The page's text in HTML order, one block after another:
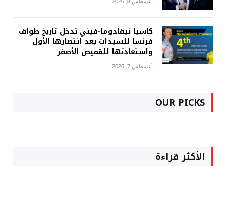
كاسيا نيفادوما-فيني تدخل تاريخ طواف
فرنسا للسيدات بعد انتصارها الأول
واستعادتها للقميص الأصفر
أغسطس 7, 2026
OUR PICKS
الأكثر قراءة